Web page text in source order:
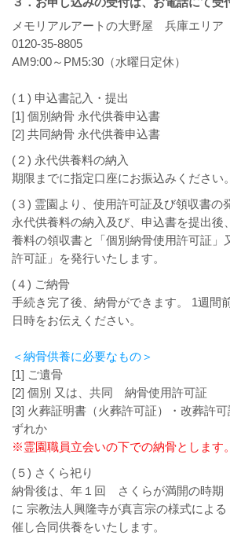
メモリアルアートの大野屋 兵庫エリア
0120-35-8805
AM9:00～PM5:30（水曜日定休）
(１) 申込書記入・提出
[1] 個別納骨 永代供養申込書
[2] 共同納骨 永代供養申込書
(２) 永代供養料の納入
期限までに指定口座にお振込みください。
(３) 霊園より、使用許可証及び領収書の
永代供養料の納入及び、申込書を提出後
養料の領収書と「個別納骨使用許可証」
許可証」を発行いたします。
(４) ご納骨
手続き完了後、納骨ができます。 1週間
日時をお伝えください。
＜納骨供養に必要なもの＞
[1] ご遺骨
[2] 個別 又は、共同 納骨使用許可証
[3] 火葬証明書（火葬許可証）・改葬許
ずれか
※霊園職員立会いの下での納骨とします。
(５) さくら祀り
納骨後は、年１回 さくらが満開の時期
に 宗教法人興隆寺が真言宗の様式によ
催し合同供養をいたします。